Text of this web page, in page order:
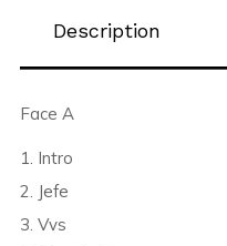
Description
Face A
1. Intro
2. Jefe
3. Vvs